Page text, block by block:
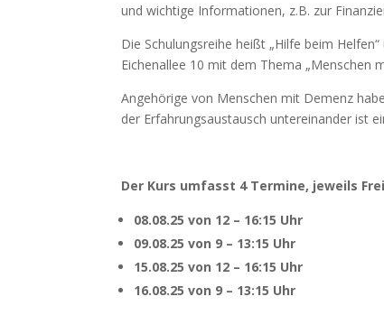
und wichtige Informationen, z.B. zur
Die Schulungsreihe heißt „Hilfe beim
Eichenallee 10 mit dem Thema „Menschen
Angehörige von Menschen mit Demenz
der Erfahrungsaustausch untereinander ist
Der Kurs umfasst 4 Termine, jeweils
08.08.25 von 12 – 16:15 Uhr
09.08.25 von 9 – 13:15 Uhr
15.08.25 von 12 – 16:15 Uhr
16.08.25 von 9 – 13:15 Uhr